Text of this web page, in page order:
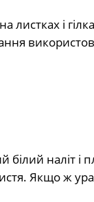
і
наліт і
Якщо ж